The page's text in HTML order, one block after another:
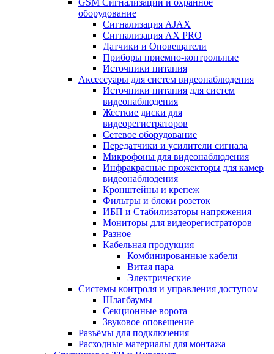
GSM Сигнализации и охранное
оборудование
Сигнализация AJAX
Сигнализация AX PRO
Датчики и Оповещатели
Приборы приемно-контрольные
Источники питания
Аксессуары для систем видеонаблюдения
Источники питания для систем
видеонаблюдения
Жесткие диски для
видеорегистраторов
Сетевое оборудование
Передатчики и усилители сигнала
Микрофоны для видеонаблюдения
Инфракрасные прожекторы для камер
видеонаблюдения
Кронштейны и крепеж
Фильтры и блоки розеток
ИБП и Стабилизаторы напряжения
Мониторы для видеорегистраторов
Разное
Кабельная продукция
Комбинированные кабели
Витая пара
Электрические
Системы контроля и управления доступом
Шлагбаумы
Секционные ворота
Звуковое оповещение
Разъёмы для подключения
Расходные материалы для монтажа